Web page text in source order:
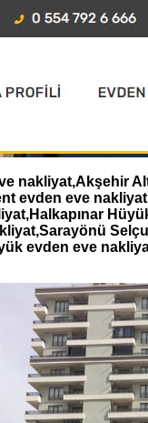
nakliyat,Akşehir
evden eve
evden eve